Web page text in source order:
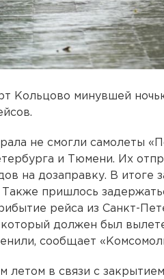
Кольцово минувшей
не смогли самолеты
и Тюмени. Их
на дозаправку. В итоге
Также пришлось
рейса из Санкт-
который должен был
сообщает
летом в связи с